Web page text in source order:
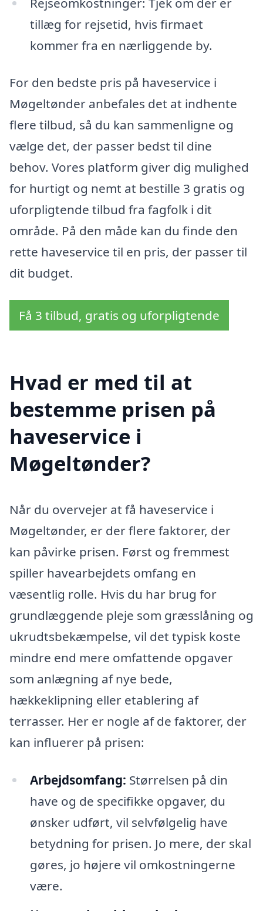
tillæg for rejsetid, hvis firmaet
kommer fra en nærliggende by.
For den bedste pris på haveservice i
Møgeltønder anbefales det at indhente
flere tilbud, så du kan sammenligne og
vælge det, der passer bedst til dine
behov. Vores platform giver dig mulighed
for hurtigt og nemt at bestille 3 gratis og
uforpligtende tilbud fra fagfolk i dit
område. På den måde kan du finde den
rette haveservice til en pris, der passer til
dit budget.
Få 3 tilbud, gratis og uforpligtende
Hvad er med til at
bestemme prisen på
haveservice i
Møgeltønder?
Når du overvejer at få haveservice i
Møgeltønder, er der flere faktorer, der
kan påvirke prisen. Først og fremmest
spiller havearbejdets omfang en
væsentlig rolle. Hvis du har brug for
grundlæggende pleje som græsslåning og
ukrudtsbekæmpelse, vil det typisk koste
mindre end mere omfattende opgaver
som anlægning af nye bede,
hækkeklipning eller etablering af
terrasser. Her er nogle af de faktorer, der
kan influerer på prisen:
Arbejdsomfang: Størrelsen på din
have og de specifikke opgaver, du
ønsker udført, vil selvfølgelig have
betydning for prisen. Jo mere, der skal
gøres, jo højere vil omkostningerne
være.